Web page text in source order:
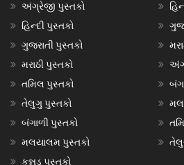
અંગ્રેજી પુસ્તકો
હિન્દી પુસ્તકો
ગુજરાતી પુસ્તકો
મરાઠી પુસ્તકો
તમિલ પુસ્તકો
તેલુગુ પુસ્તકો
બંગાળી પુસ્તકો
મલયાલમ પુસ્તકો
કન્નડ પુસ્તકો